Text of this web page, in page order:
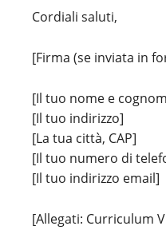
Cordiali saluti,
[Firma (se inviata in
[Il tuo nome e
[Il tuo indirizzo]
[La tua città, CAP]
[Il tuo numero di
[Il tuo indirizzo email]
[Allegati: Curriculum